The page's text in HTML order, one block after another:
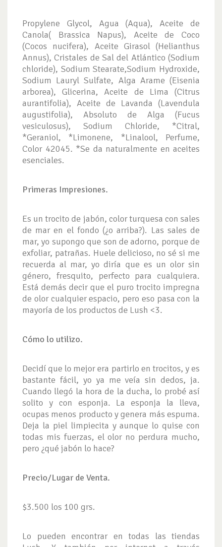
Propylene Glycol, Agua (Aqua), Aceite de
Canola( Brassica Napus), Aceite de Coco
(Cocos nucifera), Aceite Girasol (Helianthus
Annus), Cristales de Sal del Atlántico (Sodium
chloride), Sodium Stearate,Sodium Hydroxide,
Sodium Lauryl Sulfate, Alga Arame (Eisenia
arborea), Glicerina, Aceite de Lima (Citrus
aurantifolia), Aceite de Lavanda (Lavendula
augustifolia), Absoluto de Alga (Fucus
vesiculosus), Sodium Chloride, *Citral,
*Geraniol, *Limonene, *Linalool, Perfume,
Color 42045. *Se da naturalmente en aceites
esenciales.
Primeras Impresiones.
Es un trocito de jabón, color turquesa con sales
de mar en el fondo (¿o arriba?). Las sales de
mar, yo supongo que son de adorno, porque de
exfoliar, patrañas. Huele delicioso, no sé si me
recuerda al mar, yo diría que es un olor sin
género, fresquito, perfecto para cualquiera.
Está demás decir que el puro trocito impregna
de olor cualquier espacio, pero eso pasa con la
mayoría de los productos de Lush <3.
Cómo lo utilizo.
Decidí que lo mejor era partirlo en trocitos, y es
bastante fácil, yo ya me veía sin dedos, ja.
Cuando llegó la hora de la ducha, lo probé así
solito y con esponja. La esponja la lleva,
ocupas menos producto y genera más espuma.
Deja la piel limpiecita y aunque lo quise con
todas mis fuerzas, el olor no perdura mucho,
pero ¿qué jabón lo hace?
Precio/Lugar de Venta.
$3.500 los 100 grs.
Lo pueden encontrar en todas las tiendas